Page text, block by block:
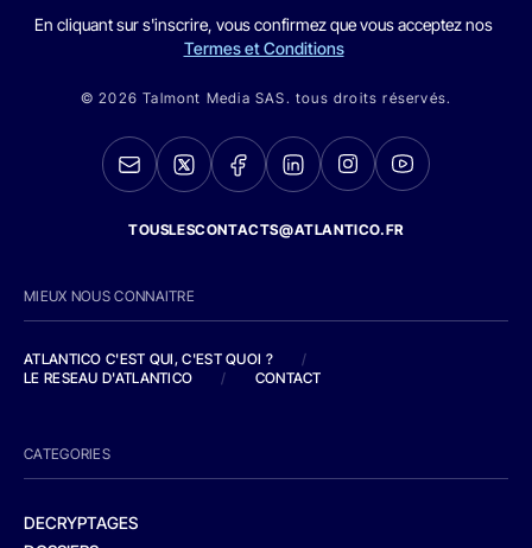
En cliquant sur s'inscrire, vous confirmez que vous acceptez nos
Termes et Conditions
© 2026 Talmont Media SAS. tous droits réservés.
TOUSLESCONTACTS@ATLANTICO.FR
MIEUX NOUS CONNAITRE
ATLANTICO C'EST QUI, C'EST QUOI ?
/
LE RESEAU D'ATLANTICO
/ CONTACT
CATEGORIES
DECRYPTAGES